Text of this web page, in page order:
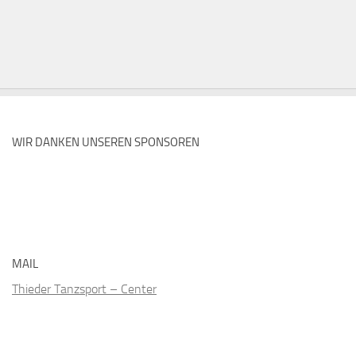
WIR DANKEN UNSEREN SPONSOREN
MAIL
Thieder Tanzsport – Center